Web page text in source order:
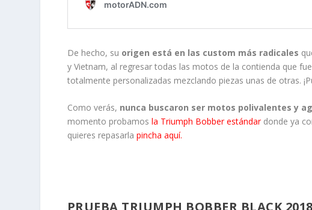
De hecho, su origen está en las custom más radicales
y Vietnam, al regresar todas las motos de la contienda que
totalmente personalizadas mezclando piezas unas de otras.
Como verás, nunca buscaron ser motos polivalentes y
momento probamos la Triumph Bobber estándardonde ya
quieres repasarla pincha aquí.
PRUEBA TRIUMPH BOBBER BLACK